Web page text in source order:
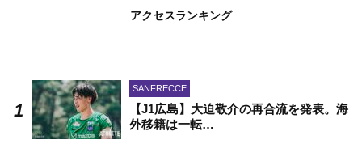
アクセスランキング
SANFRECCE
【J1広島】大迫敬介の再合流を発表。海
外移籍は一転…